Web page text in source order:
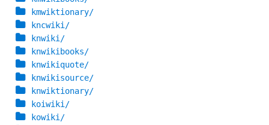
kmwiktionary/
kncwiki/
knwiki/
knwikibooks/
knwikiquote/
knwikisource/
knwiktionary/
koiwiki/
kowiki/